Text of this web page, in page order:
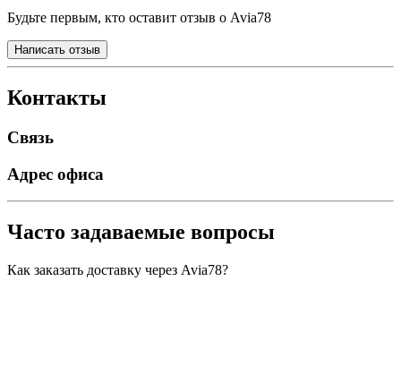
Будьте первым, кто оставит отзыв о Avia78
Написать отзыв
Контакты
Связь
Адрес офиса
Часто задаваемые вопросы
Как заказать доставку через Avia78?